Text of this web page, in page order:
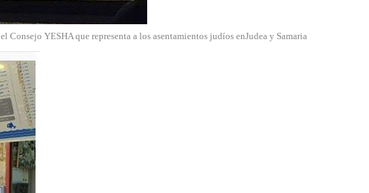
Consejo YESHA que representa a los asentamientos judíos enJudea y Samaria